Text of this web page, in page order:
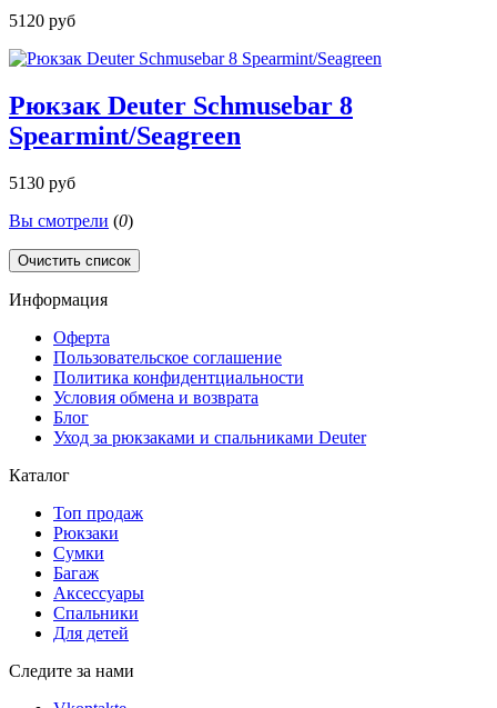
5120 руб
Рюкзак Deuter Schmusebar 8
Spearmint/Seagreen
5130 руб
Вы смотрели (0)
Очистить список
Информация
Оферта
Пользовательское соглашение
Политика конфидентциальности
Условия обмена и возврата
Блог
Уход за рюкзаками и спальниками Deuter
Каталог
Топ продаж
Рюкзаки
Сумки
Багаж
Аксессуары
Спальники
Для детей
Следите за нами